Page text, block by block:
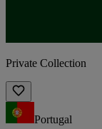
Private Collection
Portugal